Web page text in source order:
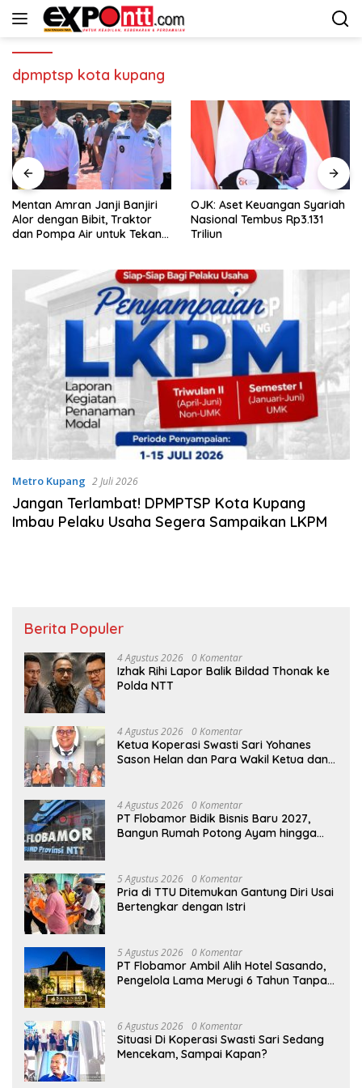
Langsung
dpmptsp kota kupang
Mentan Amran Janji Banjiri
Alor dengan Bibit, Traktor
dan Pompa Air untuk Tekan
OJK: Aset Keuangan Syariah
Nasional Tembus Rp3.131
Triliun
Metro Kupang 2 Juli 2026
Jangan Terlambat! DPMPTSP Kota Kupang
Imbau Pelaku Usaha Segera Sampaikan LKPM
Berita Populer
4 Agustus 2026 0 Komentar
Izhak Rihi Lapor Balik Bildad Thonak ke
Polda NTT
4 Agustus 2026 0 Komentar
Ketua Koperasi Swasti Sari Yohanes
Sason Helan dan Para Wakil Ketua dan
Menyambut Sukacita
4 Agustus 2026 0 Komentar
PT Flobamor Bidik Bisnis Baru 2027,
Bangun Rumah Potong Ayam hingga
5 Agustus 2026 0 Komentar
Pria di TTU Ditemukan Gantung Diri Usai
Bertengkar dengan Istri
5 Agustus 2026 0 Komentar
PT Flobamor Ambil Alih Hotel Sasando,
Pengelola Lama Merugi 6 Tahun Tanpa
6 Agustus 2026 0 Komentar
Situasi Di Koperasi Swasti Sari Sedang
Mencekam, Sampai Kapan?